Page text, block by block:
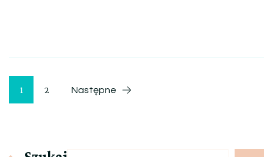
Nawigacja
wpisach
Strona
1 Strona
2 Następne